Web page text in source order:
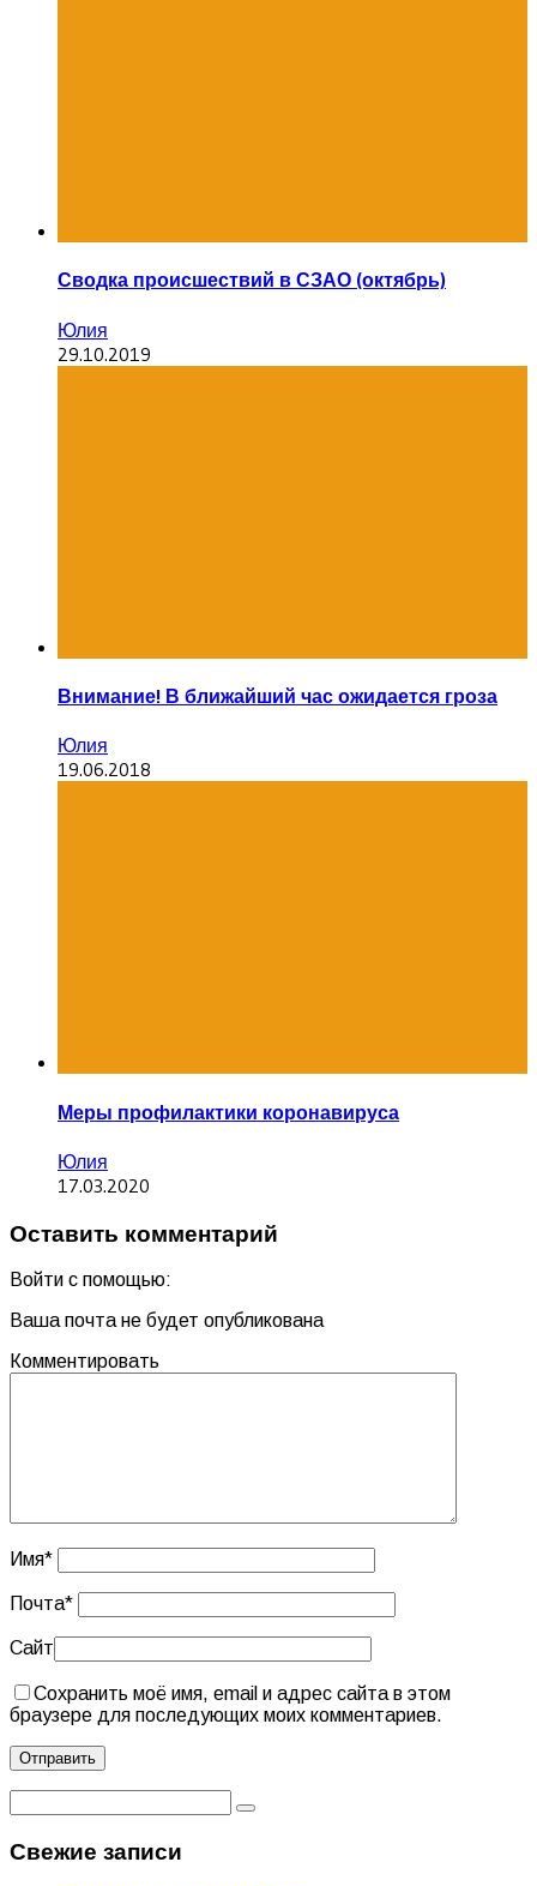
Сводка происшествий в СЗАО (октябрь)
Юлия
29.10.2019
Внимание! В ближайший час ожидается гроза
Юлия
19.06.2018
Меры профилактики коронавируса
Юлия
17.03.2020
Оставить комментарий
Войти с помощью:
Ваша почта не будет опубликована
Комментировать
Имя*
Почта*
Сайт
Сохранить моё имя, email и адрес сайта в этом
браузере для последующих моих комментариев.
Свежие записи